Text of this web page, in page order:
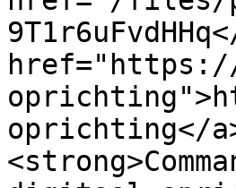
oprichting</